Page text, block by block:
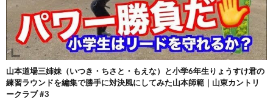
山本道場三姉妹（いつき・ちさと・もえな）と小学6年生りょうすけ君の
練習ラウンドを編集で勝手に対決風にしてみた山本師範｜山東カントリ
ークラブ #3